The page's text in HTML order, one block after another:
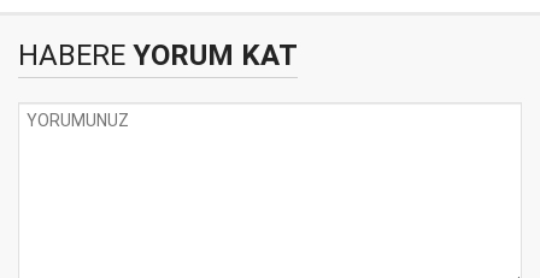
HABERE YORUM KAT